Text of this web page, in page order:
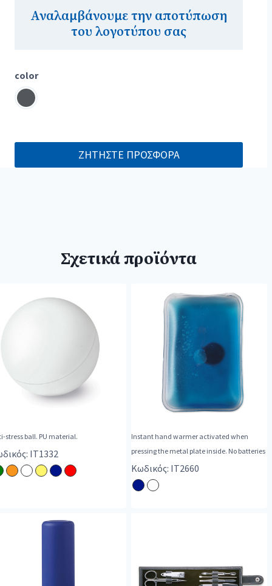
Αναλαμβάνουμε την αποτύπωση
του λογοτύπου σας
color
ΖΗΤΗΣΤΕ ΠΡΟΣΦΟΡΑ
Σχετικά προϊόντα
stress ball. PU material.
IT1332
Instant hand warmer activated when
pressing the metal plate inside. No batteries
Κωδικός: IT2660